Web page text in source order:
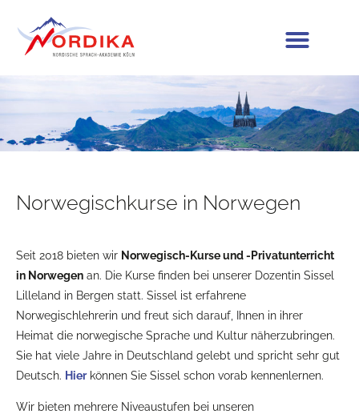
Norwegischkurse in Norwegen
Seit 2018 bieten wir Norwegisch-Kurse und -Privatunterricht
in Norwegen an. Die Kurse finden bei unserer Dozentin Sissel
Lilleland in Bergen statt. Sissel ist erfahrene
Norwegischlehrerin und freut sich darauf, Ihnen in ihrer
Heimat die norwegische Sprache und Kultur näherzubringen.
Sie hat viele Jahre in Deutschland gelebt und spricht sehr gut
Deutsch. Hierkönnen Sie Sissel schon vorab kennenlernen.
Wir bieten mehrere Niveaustufen bei unseren